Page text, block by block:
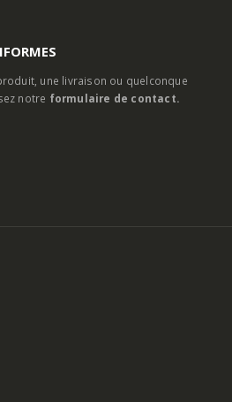
une livraison ou quelconque
notre formulaire de contact.